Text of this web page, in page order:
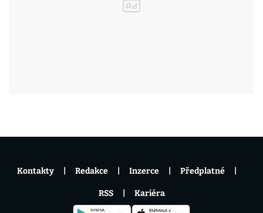
Kontakty Redakce Inzerce Předplatné
RSS Kariéra